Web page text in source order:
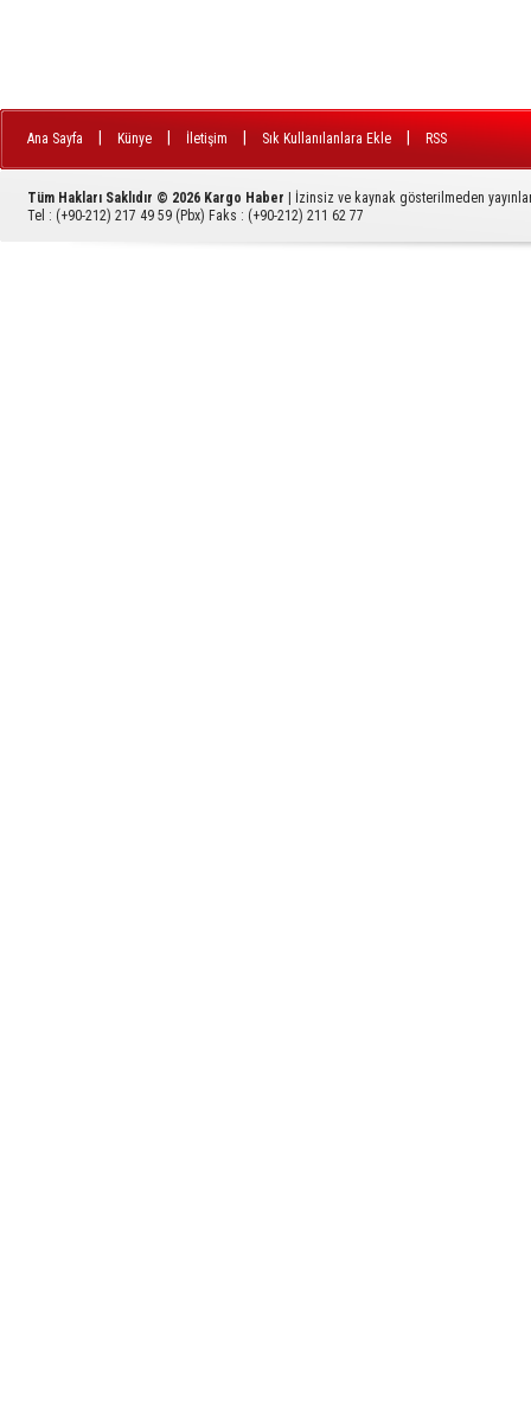
Ana Sayfa Künye İletişim Sık Kullanılanlara Ekle RSS
Tüm Hakları Saklıdır © 2026 Kargo Haber | İzinsiz ve kaynak gösterilmeden
Tel : (+90-212) 217 49 59 (Pbx) Faks : (+90-212) 211 62 77